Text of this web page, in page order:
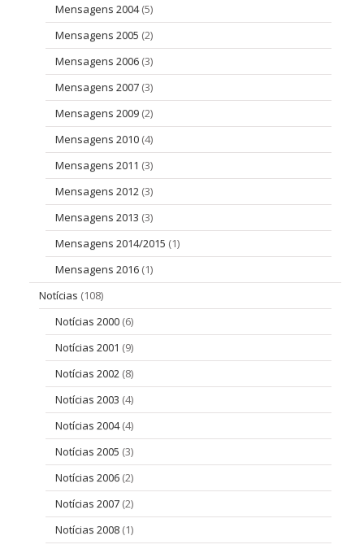
Mensagens 2004(5)
Mensagens 2005 (2)
Mensagens 2006 (3)
Mensagens 2007 (3)
Mensagens 2009 (2)
Mensagens 2010 (4)
Mensagens 2011 (3)
Mensagens 2012 (3)
Mensagens 2013 (3)
Mensagens 2014/2015 (1)
Mensagens 2016 (1)
Notícias (108)
Notícias 2000 (6)
Notícias 2001 (9)
Notícias 2002 (8)
Notícias 2003 (4)
Notícias 2004(4)
Notícias 2005 (3)
Notícias 2006 (2)
Notícias 2007 (2)
Notícias 2008 (1)